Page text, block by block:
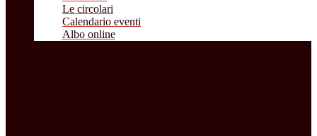
Le circolari
Calendario eventi
Albo online